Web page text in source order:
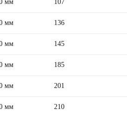
мм 107
мм 136
мм 145
мм 185
мм 201
мм 210